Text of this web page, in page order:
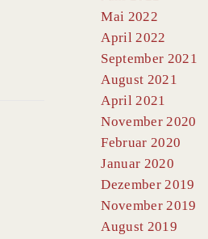
Mai 2022
April 2022
September 2021
August 2021
April 2021
November 2020
Februar 2020
Januar 2020
Dezember 2019
November 2019
August 2019